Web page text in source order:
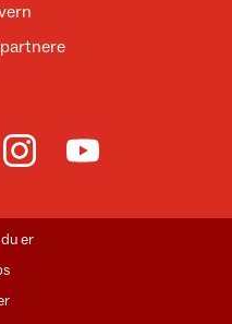
Facebook
Til DNT på Instagram
Til DNT på YouTube
er